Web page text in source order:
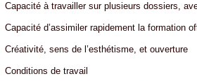
Capacité à travailler sur plusieurs dossiers,
Capacité d’assimiler rapidement la formation
Créativité, sens de l’esthétisme, et ouverture
Conditions de travail